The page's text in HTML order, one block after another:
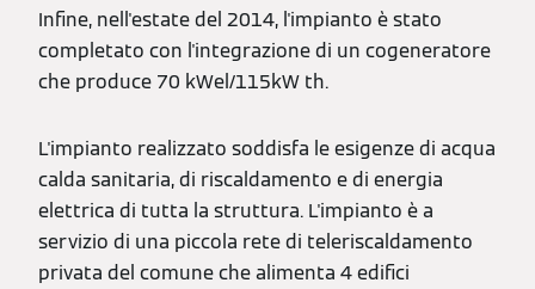
Infine, nell'estate del 2014, l'impianto è stato
completato con l'integrazione di un cogeneratore
che produce 70 kWel/115kW th.
L'impianto realizzato soddisfa le esigenze di acqua
calda sanitaria, di riscaldamento e di energia
elettrica di tutta la struttura. L'impianto è a
servizio di una piccola rete di teleriscaldamento
privata del comune che alimenta 4 edifici